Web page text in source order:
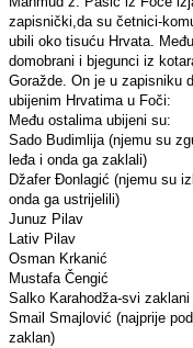
zapisnički,da su četnici-
ubili oko tisuću Hrvata.
domobrani i bjegunci iz
Goražde. On je u zapisniku
ubijenim Hrvatima u Foči:
Među ostalima ubijeni su:
Sado Budimlija (njemu su
leđa i onda ga zaklali)
Džafer Đonlagić (njemu su
onda ga ustrijelili)
Junuz Pilav
Lativ Pilav
Osman Krkanić
Mustafa Čengić
Salko Karahodža-svi zaklani
Smail Smajlović (najprije
zaklan)